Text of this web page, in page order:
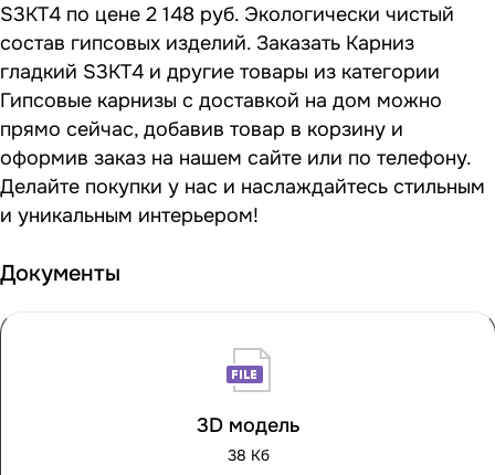
S3KT4 по цене 2 148 руб. Экологически чистый
состав гипсовых изделий. Заказать Карниз
гладкий S3KT4 и другие товары из категории
Гипсовые карнизы с доставкой на дом можно
прямо сейчас, добавив товар в корзину и
оформив заказ на нашем сайте или по телефону.
Делайте покупки у нас и наслаждайтесь стильным
и уникальным интерьером!
Документы
3D модель
38 Кб